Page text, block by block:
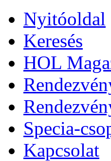
Nyitóoldal
Keresés
HOL
Specia-
Kapcsolat